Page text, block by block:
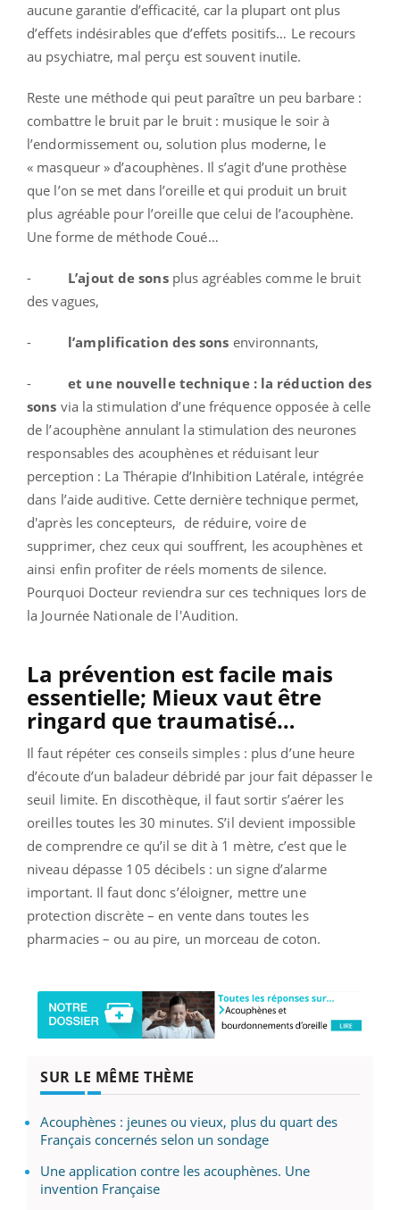
aucune garantie d’efficacité, car la plupart ont plus
d’effets indésirables que d’effets positifs… Le recours
au psychiatre, mal perçu est souvent inutile.
Reste une méthode qui peut paraître un peu barbare :
combattre le bruit par le bruit : musique le soir à
l’endormissement ou, solution plus moderne, le
« masqueur » d’acouphènes. Il s’agit d’une prothèse
que l’on se met dans l’oreille et qui produit un bruit
plus agréable pour l’oreille que celui de l’acouphène.
Une forme de méthode Coué…
- L’ajout de sonsplus agréables comme le bruit
des vagues,
- l’amplification des sons environnants,
-
et une nouvelle technique : la réduction des
sons via la stimulation d’une fréquence opposée à celle
de l’acouphène annulant la stimulation des neurones
responsables des acouphènes et réduisant leur
perception : La Thérapie d’Inhibition Latérale, intégrée
dans l’aide auditive. Cette dernière technique permet,
d'après les concepteurs, de réduire, voire de
supprimer, chez ceux qui souffrent, les acouphènes et
ainsi enfin profiter de réels moments de silence.
Pourquoi Docteur reviendra sur ces techniques lors de
la Journée Nationale de l'Audition.
La prévention est facile mais
essentielle; Mieux vaut être
ringard que traumatisé…
Il faut répéter ces conseils simples : plus d’une heure
d’écoute d’un baladeur débridé par jour fait dépasser le
seuil limite. En discothèque, il faut sortir s’aérer les
oreilles toutes les 30 minutes. S’il devient impossible
de comprendre ce qu’il se dit à 1 mètre, c’est que le
niveau dépasse 105 décibels : un signe d’alarme
important. Il faut donc s’éloigner, mettre une
protection discrète – en vente dans toutes les
pharmacies – ou au pire, un morceau de coton.
SUR LE MÊME THÈME
Acouphènes : jeunes ou vieux, plus du quart des
Français concernés selon un sondage
Une application contre les acouphènes. Une
invention Française